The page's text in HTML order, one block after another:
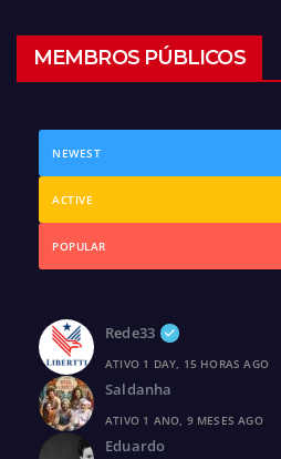
MEMBROS PÚBLICOS
NEWEST
ACTIVE
POPULAR
Rede33
ATIVO 1 DAY, 15 HORAS AGO
Saldanha
ATIVO 1 ANO, 9 MESES AGO
Eduardo